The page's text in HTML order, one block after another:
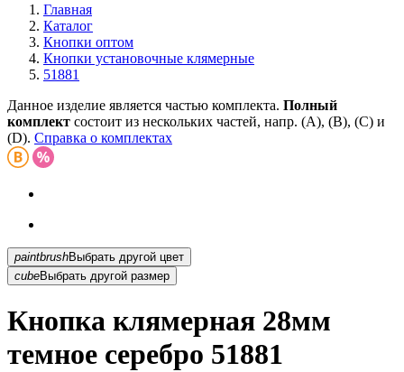
Главная
Каталог
Кнопки оптом
Кнопки установочные клямерные
51881
Данное изделие является частью комплекта. Полный
комплект состоит из нескольких частей, напр. (А), (B), (С) и
(D). Справка о комплектах
paintbrush
Выбрать другой цвет
cubeВыбрать другой размер
Кнопка клямерная 28мм
темное серебро 51881